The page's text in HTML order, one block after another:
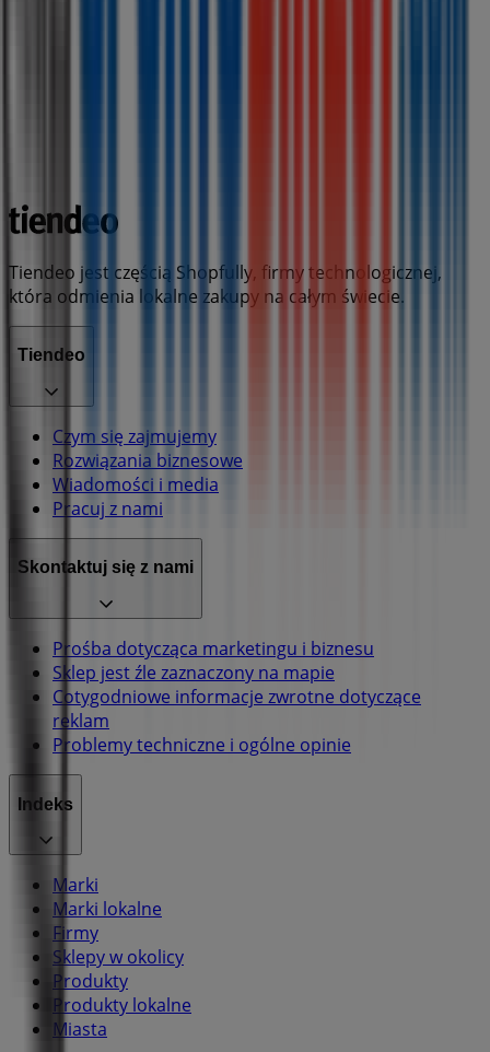
Tiendeo jest częścią Shopfully, firmy technologicznej,
która odmienia lokalne zakupy na całym świecie.
Tiendeo
Czym się zajmujemy
Rozwiązania biznesowe
Wiadomości i media
Pracuj z nami
Skontaktuj się z nami
Prośba dotycząca marketingu i biznesu
Sklep jest źle zaznaczony na mapie
Cotygodniowe informacje zwrotne dotyczące
reklam
Problemy techniczne i ogólne opinie
Indeks
Marki
Marki lokalne
Firmy
Sklepy w okolicy
Produkty
Produkty lokalne
Miasta